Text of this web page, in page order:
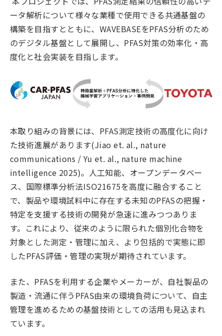
ータ解析について様々な業種で使用できる共通基盤の
構築を目指すとともに、WAVEBASEをPFAS分析のため
のデジタル基盤として展開し、PFAS対策の効率化・高
度化と社会実装を目指します。
本取り組みの背景には、PFAS測定技術の高度化に向け
た技術進展があります(Jiao et. al., nature
communications / Yu et. al., nature machine
intelligence 2025)。人工知能、オープンデータベー
ス、国際標準分析法ISO21675を高度に融合すること
で、製品や環境試料中に存在する未知のPFASの把握・
特定を支援する技術の開発が急速に進みつつありま
す。これにより、従来のように限られた個別化合物を
対象とした測定・管理に加え、より包括的で実態に即
したPFAS評価・管理の実現が期待されています。
また、PFASを利用する企業やメーカーが、自社製品の
製造・流通に伴うPFAS由来の環境負荷について、自主
管理を進めるための基盤技術としての活用も見込まれ
ています。